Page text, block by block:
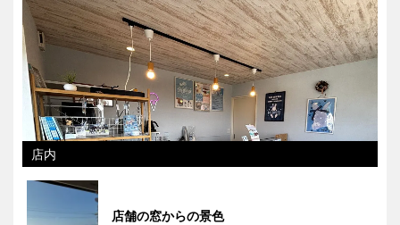
店内
店舗の窓からの景色